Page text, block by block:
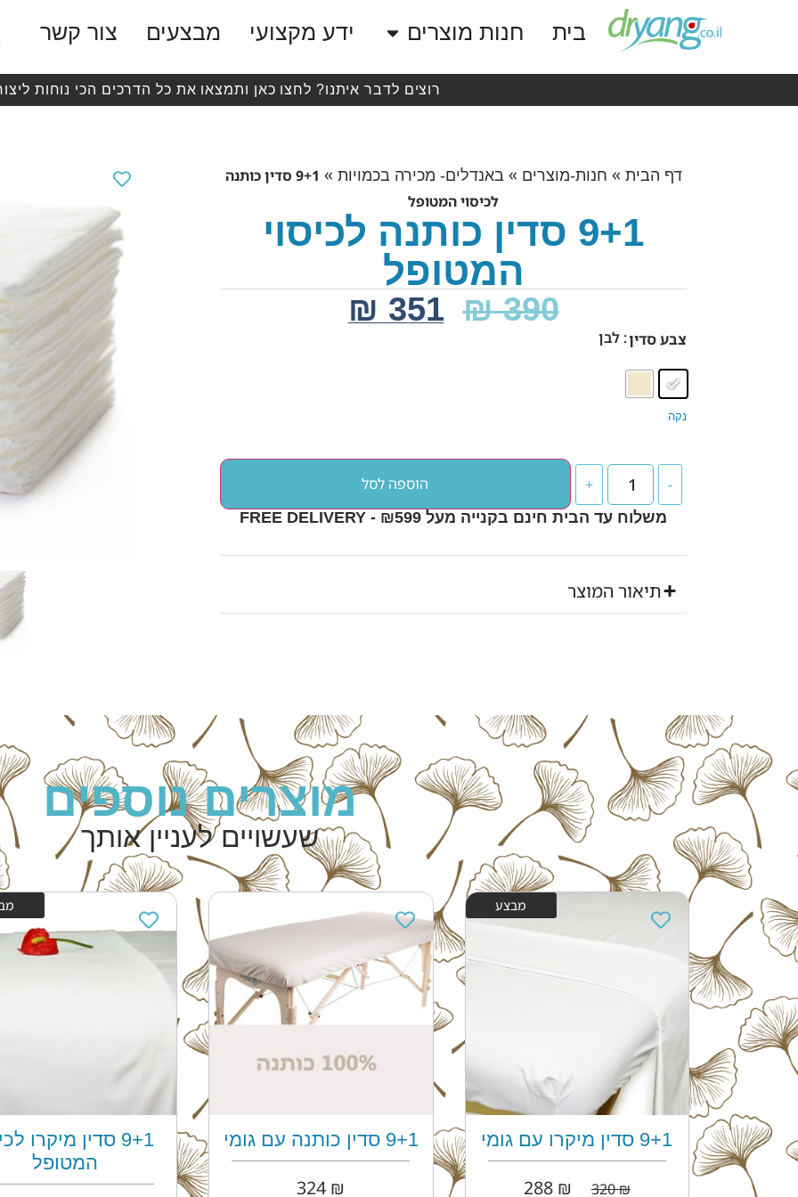
בית חנות מוצרים ידע מקצועי מבצעים צור קשר
רוצים לדבר איתנו? לחצו כאן ותמצאו את כל הדרכים הכי נוחות
דף הבית » חנות-מוצרים »באנדלים- מכירה בכמויות »
9+1 סדין כותנה
לכיסוי המטופל
9+1 סדין כותנה לכיסוי
המטופל
₪390
₪ 351
צבע סדין: לבן
נקה
-
+ הוספה לסל
משלוח עד הבית חינם בקנייה מעל ₪599 - FREE DELIVERY
תיאור המוצר
מוצרים נוספים
שעשויים לעניין אותך
מבצע מבצע
9+1 סדין מיקרו עם גומי
₪
320
₪
288
9+1 סדין כותנה עם גומי
₪
324
9+1 סדין מיקרו
המטופל